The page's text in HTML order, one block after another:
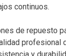
continuos.
de repuesto
profesional